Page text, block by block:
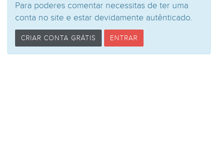
Para poderes comentar necessitas de ter uma
conta no site e estar devidamente autênticado.
CRIAR CONTA GRÁTIS ENTRAR